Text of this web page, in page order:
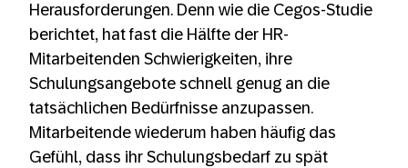
Herausforderungen. Denn wie die Cegos-Studie
berichtet, hat fast die Hälfte der HR-
Mitarbeitenden Schwierigkeiten, ihre
Schulungsangebote schnell genug an die
tatsächlichen Bedürfnisse anzupassen.
Mitarbeitende wiederum haben häufig das
Gefühl, dass ihr Schulungsbedarf zu spät